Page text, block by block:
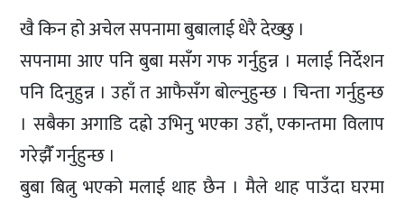
खै किन हो अचेल सपनामा बुबालाई धेरै देख्छु ।
सपनामा आए पनि बुबा मसँग गफ गर्नुहुन्न । मलाई निर्देशन
पनि दिनुहुन्न । उहाँ त आफैसँग बोल्नुहुन्छ । चिन्ता गर्नुहुन्छ
। सबैका अगाडि दह्रो उभिनु भएका उहाँ, एकान्तमा विलाप
गरेझैँ गर्नुहुन्छ ।
बुबा बित्नु भएको मलाई थाह छैन । मैले थाह पाउँदा घरमा